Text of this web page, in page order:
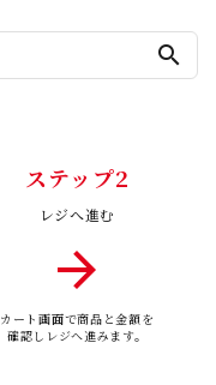
search
ステップ2
レジへ進む
arrow_forward
カート画面で商品と金額を
確認しレジへ進みます。